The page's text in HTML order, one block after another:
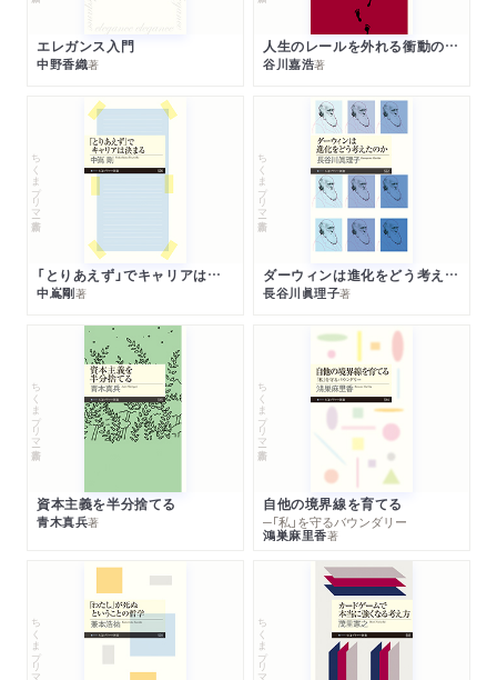
エレガンス入門
中野香織著
人生のレールを外れる衝動のみつけかた
谷川嘉浩著
ちくまプリマー新書
「とりあえず」でキャリアは決まる
中嶌剛著
ちくまプリマー新書
ダーウィンは進化をどう考えたのか
長谷川眞理子著
ちくまプリマー新書
資本主義を半分捨てる
青木真兵著
ちくまプリマー新書
自他の境界線を育てる
─「私」を守るバウンダリー
鴻巣麻里香著
ちくまプリマー新書 ちくまプリマー新書